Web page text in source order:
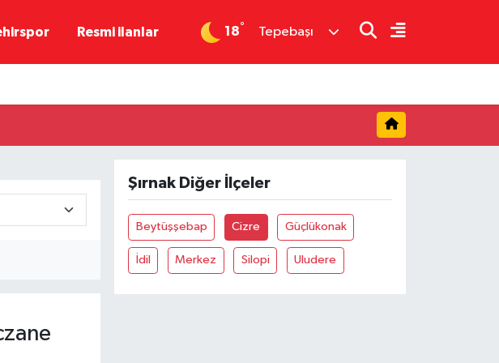
Resmi ilanlar 18° Tepebaşı
Şırnak Diğer İlçeler
Beytüşşebap Cizre Güçlükonak
İdil Merkez Silopi Uludere